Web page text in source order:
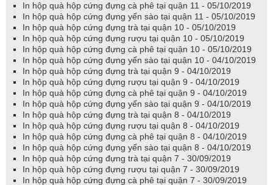
In hộp quà hộp cứng đựng cà phê tại quận 11 - 05/10/2019
In hộp quà hộp cứng đựng yến sào tại quận 11 - 05/10/2019
In hộp quà hộp cứng đựng trà tại quận 10 - 05/10/2019
In hộp quà hộp cứng đựng rượu tại quận 10 - 05/10/2019
In hộp quà hộp cứng đựng cà phê tại quận 10 - 05/10/2019
In hộp quà hộp cứng đựng yến sào tại quận 10 - 04/10/2019
In hộp quà hộp cứng đựng trà tại quận 9 - 04/10/2019
In hộp quà hộp cứng đựng rượu tại quận 9 - 04/10/2019
In hộp quà hộp cứng đựng cà phê tại quận 9 - 04/10/2019
In hộp quà hộp cứng đựng yến sào tại quận 9 - 04/10/2019
In hộp quà hộp cứng đựng trà tại quận 8 - 04/10/2019
In hộp quà hộp cứng đựng rượu tại quận 8 - 04/10/2019
In hộp quà hộp cứng đựng cà phê tại quận 8 - 04/10/2019
In hộp quà hộp cứng đựng yến sào tại quận 8 - 04/10/2019
In hộp quà hộp cứng đựng trà tại quận 7 - 30/09/2019
In hộp quà hộp cứng đựng rượu tại quận 7 - 30/09/2019
In hộp quà hộp cứng đựng cà phê tại quận 7 - 30/09/2019